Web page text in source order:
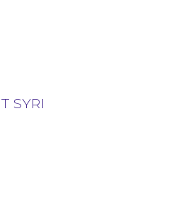
SYRI